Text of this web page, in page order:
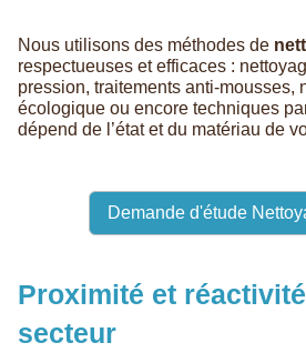
Nous utilisons des méthodes de
respectueuses et efficaces :
pression, traitements anti-mousses,
écologique ou encore techniques
dépend de l’état et du matériau de
Demande d'étude
Proximité et
secteur